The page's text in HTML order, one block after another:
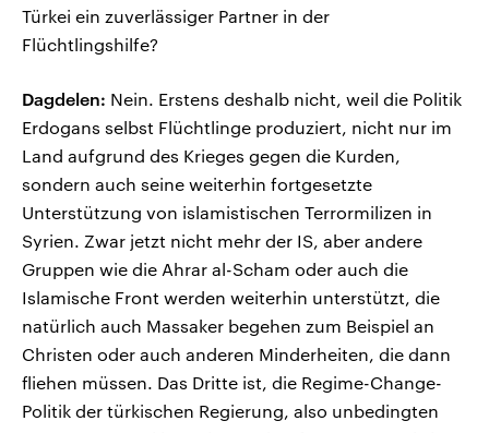
Türkei ein zuverlässiger Partner in der
Flüchtlingshilfe?
Dagdelen: Nein. Erstens deshalb nicht, weil die Politik
Erdogans selbst Flüchtlinge produziert, nicht nur im
Land aufgrund des Krieges gegen die Kurden,
sondern auch seine weiterhin fortgesetzte
Unterstützung von islamistischen Terrormilizen in
Syrien. Zwar jetzt nicht mehr der IS, aber andere
Gruppen wie die Ahrar al-Scham oder auch die
Islamische Front werden weiterhin unterstützt, die
natürlich auch Massaker begehen zum Beispiel an
Christen oder auch anderen Minderheiten, die dann
fliehen müssen. Das Dritte ist, die Regime-Change-
Politik der türkischen Regierung, also unbedingten